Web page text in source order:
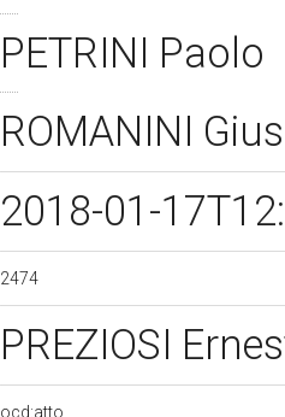
PETRINI Paolo
ROMANINI
2018-01-
2474
PREZIOSI
ocd:atto